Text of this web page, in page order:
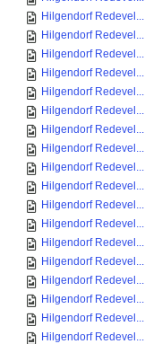
Hilgendorf Redevel...
Hilgendorf Redevel...
Hilgendorf Redevel...
Hilgendorf Redevel...
Hilgendorf Redevel...
Hilgendorf Redevel...
Hilgendorf Redevel...
Hilgendorf Redevel...
Hilgendorf Redevel...
Hilgendorf Redevel...
Hilgendorf Redevel...
Hilgendorf Redevel...
Hilgendorf Redevel...
Hilgendorf Redevel...
Hilgendorf Redevel...
Hilgendorf Redevel...
Hilgendorf Redevel...
Hilgendorf Redevel...